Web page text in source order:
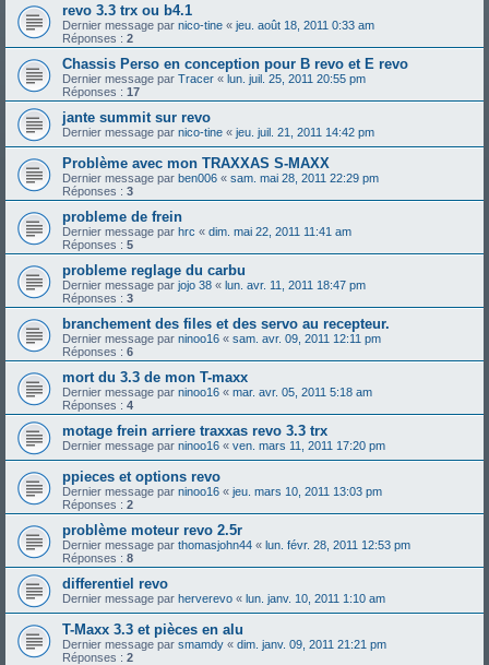
revo 3.3 trx ou b4.1
Dernier message par nico-tine « jeu. août 18, 2011 0:33 am
Réponses : 2
Chassis Perso en conception pour B revo et E revo
Dernier message par Tracer « lun. juil. 25, 2011 20:55 pm
Réponses : 17
jante summit sur revo
Dernier message par nico-tine « jeu. juil. 21, 2011 14:42 pm
Problème avec mon TRAXXAS S-MAXX
Dernier message par ben006 « sam. mai 28, 2011 22:29 pm
Réponses : 3
probleme de frein
Dernier message par hrc « dim. mai 22, 2011 11:41 am
Réponses : 5
probleme reglage du carbu
Dernier message par jojo 38 « lun. avr. 11, 2011 18:47 pm
Réponses : 3
branchement des files et des servo au recepteur.
Dernier message par ninoo16 « sam. avr. 09, 2011 12:11 pm
Réponses : 6
mort du 3.3 de mon T-maxx
Dernier message par ninoo16 « mar. avr. 05, 2011 5:18 am
Réponses : 4
motage frein arriere traxxas revo 3.3 trx
Dernier message par ninoo16 « ven. mars 11, 2011 17:20 pm
ppieces et options revo
Dernier message par ninoo16 « jeu. mars 10, 2011 13:03 pm
Réponses : 2
problème moteur revo 2.5r
Dernier message par thomasjohn44 « lun. févr. 28, 2011 12:53 pm
Réponses : 8
differentiel revo
Dernier message par herverevo « lun. janv. 10, 2011 1:10 am
T-Maxx 3.3 et pièces en alu
Dernier message par smamdy « dim. janv. 09, 2011 21:21 pm
Réponses : 2